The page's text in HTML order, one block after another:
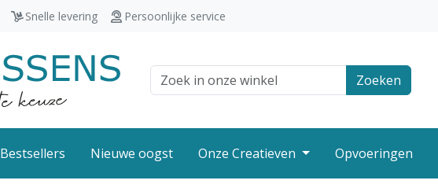
Snelle levering Persoonlijke service
Zoek veld Zoeken
Bestsellers Nieuwe oogst Onze Creatieven Opvoeringen